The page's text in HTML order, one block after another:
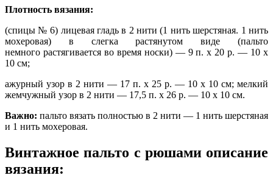
Плотность вязания:
(спицы № 6) лицевая гладь в 2 нити (1 нить шерстяная. 1 нить
мохеровая) в слегка растянутом виде (пальто
немного растягивается во время носки) — 9 п. х 20 р. — 10 х
10 см;
ажурный узор в 2 нити — 17 п. х 25 р. — 10 х 10 см; мелкий
жемчужный узор в 2 нити — 17,5 п. х 26 р. — 10 х 10 см.
Важно: пальто вязать полностью в 2 нити — 1 нить шерстяная
и 1 нить мохеровая.
Винтажное пальто с рюшами описание
вязания: